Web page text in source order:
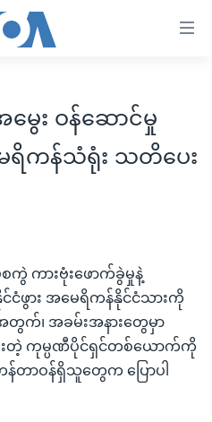
ျား
ေး ဝန်ဆောင်မှု
ရိကန်သံရုံး သတိပေး
ကားဗုံးဖောက်ခွဲမှုနဲ့
ငံဖွား အမေရိကန်နိုင်ငံသားကို
အခမ်းအနားတွေမှာ
းတဲ့ ကုမ္ပဏီပိုင်ရှင်တစ်ယောက်ကို
ာဝန်ရှိသူတွေက ပြောပါ